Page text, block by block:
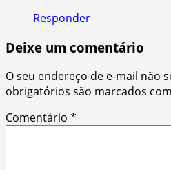
Responder
Deixe um comentário
O seu endereço de e-mail não
obrigatórios são marcados com
Comentário *